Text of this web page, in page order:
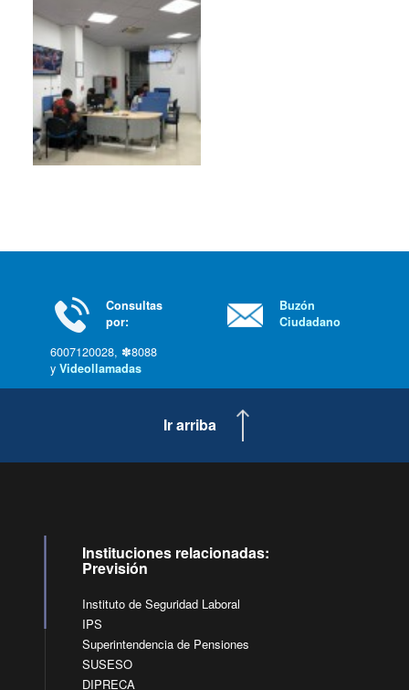
Consultas
por:
6007120028, ✽8088
y Videollamadas
Buzón
Ciudadano
Ir arriba
Instituciones relacionadas:
Previsión
Instituto de Seguridad Laboral
IPS
Superintendencia de Pensiones
SUSESO
DIPRECA